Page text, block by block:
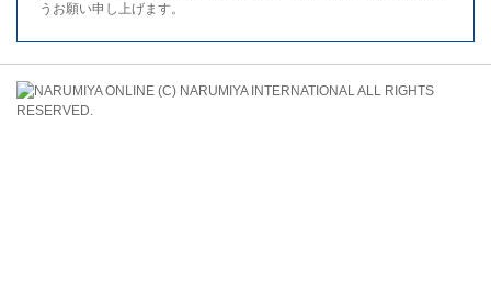
うお願い申し上げます。